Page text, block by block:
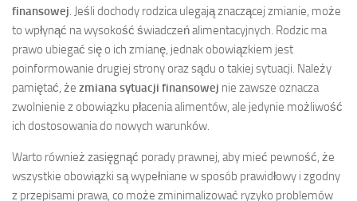
finansowej . Jeśli dochody rodzica ulegają znaczącej zmianie, może
to wpłynąć na wysokość świadczeń alimentacyjnych. Rodzic ma
prawo ubiegać się o ich zmianę, jednak obowiązkiem jest
poinformowanie drugiej strony oraz sądu o takiej sytuacji. Należy
pamiętać, że zmiana sytuacji finansowej nie zawsze oznacza
zwolnienie z obowiązku płacenia alimentów, ale jedynie możliwość
ich dostosowania do nowych warunków.
Warto również zasięgnąć porady prawnej, aby mieć pewność, że
wszystkie obowiązki są wypełniane w sposób prawidłowy i zgodny
z przepisami prawa, co może zminimalizować ryzyko problemów